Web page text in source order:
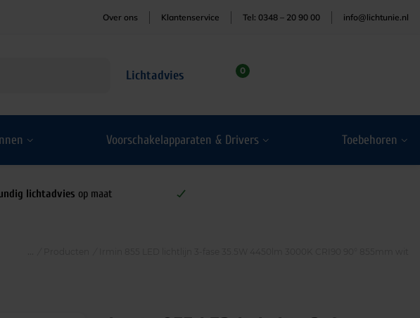
Over ons Klantenservice Tel: 0348 – 20 90 00 info@lichtunie.nl
Lichtadvies 0
Voorschakelapparaten & Drivers Toebehoren
lichtadvies op maat